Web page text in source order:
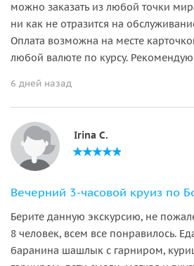
можно заказать из любой точки
ни как не отразится на
Оплата возможна на месте
любой валюте по курсу. Рекомендую
6 дней назад
Irina C.
Берите данную экскурсию, не
8 человек, всем все понравилось.
баранина шашлык с гарниром,